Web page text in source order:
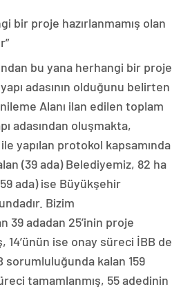
bir proje hazırlanmamış olan
bu yana herhangi bir proje
adasının olduğunu belirten
Alanı ilan edilen toplam
adasından oluşmakta,
yapılan protokol kapsamında
(39 ada) Belediyemiz, 82 ha
ada) ise Büyükşehir
Bizim
39 adadan 25’inin proje
14’ünün ise onay süreci İBB de
kalan 159
tamamlanmış, 55 adedinin